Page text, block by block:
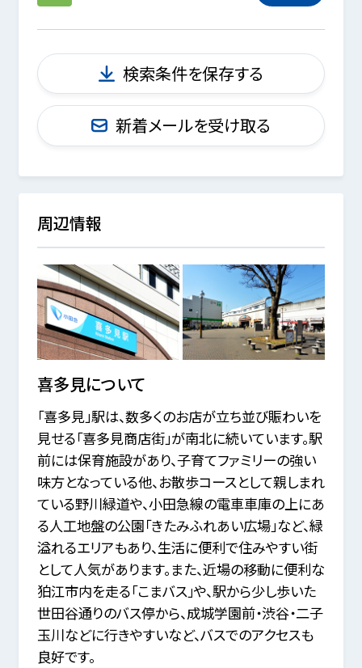
検索条件を保存する
新着メールを受け取る
周辺情報
喜多見について
「喜多見」駅は、数多くのお店が立ち並び賑わいを
見せる「喜多見商店街」が南北に続いています。駅
前には保育施設があり、子育てファミリーの強い
味方となっている他、お散歩コースとして親しまれ
ている野川緑道や、小田急線の電車車庫の上にあ
る人工地盤の公園「きたみふれあい広場」など、緑
溢れるエリアもあり、生活に便利で住みやすい街
として人気があります。また、近場の移動に便利な
狛江市内を走る「こまバス」や、駅から少し歩いた
世田谷通りのバス停から、成城学園前・渋谷・二子
玉川などに行きやすいなど、バスでのアクセスも
良好です。